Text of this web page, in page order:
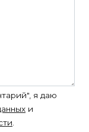
я даю
и
.